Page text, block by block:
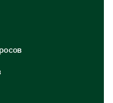
statements